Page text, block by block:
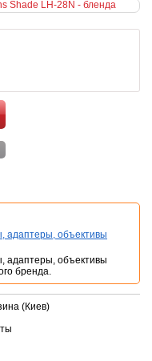
адаптеры, объективы
адаптеры, объективы
бренда.
(Киев)